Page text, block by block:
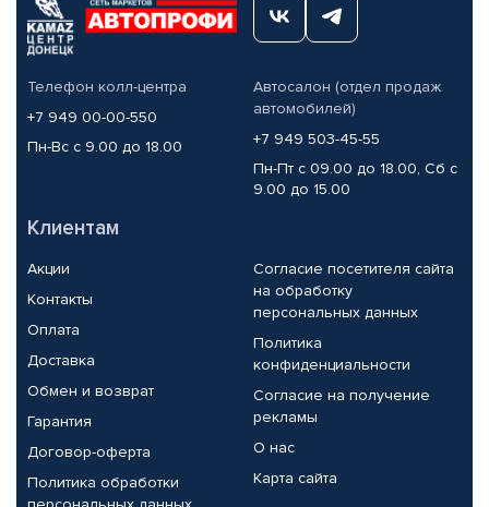
Телефон колл-центра
+7 949 00-00-550
Пн-Вс с 9.00 до 18.00
Автосалон (отдел продаж
автомобилей)
+7 949 503-45-55
Пн-Пт с 09.00 до 18.00, Сб с
9.00 до 15.00
Клиентам
Акции
Контакты
Оплата
Доставка
Обмен и возврат
Гарантия
Договор-оферта
Политика обработки
Согласие посетителя сайта
на обработку
персональных данных
Политика
конфиденциальности
Согласие на получение
рекламы
О нас
Карта сайта